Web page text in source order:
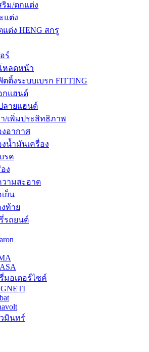
ม/ตกแต่ง
แต่ง
แต่ง HENG สกรู
ร์
หลดหน้า
ติ้งระบบเบรก FITTING
กแฮนด์
ลายแฮนด์
/เพิ่มประสิทธิภาพ
งอากาศ
งน้ำมันเครื่อง
รค
ง
ามสะอาด
ย็น
ท้าย
รถยนต์
มอเตอร์ไซค์
มินทร์